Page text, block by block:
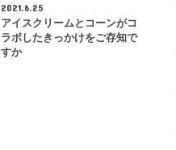
2021.6.25
アイスクリームとコーンがコ
ラボしたきっかけをご存知で
すか